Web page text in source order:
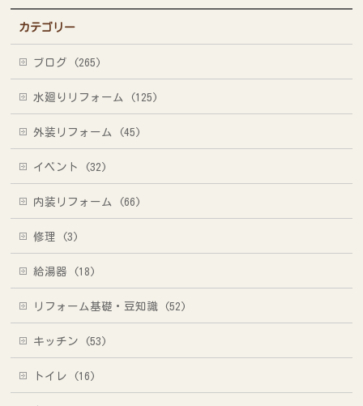
カテゴリー
ブログ (265)
水廻りリフォーム (125)
外装リフォーム (45)
イベント (32)
内装リフォーム (66)
修理 (3)
給湯器 (18)
リフォーム基礎・豆知識 (52)
キッチン (53)
トイレ (16)